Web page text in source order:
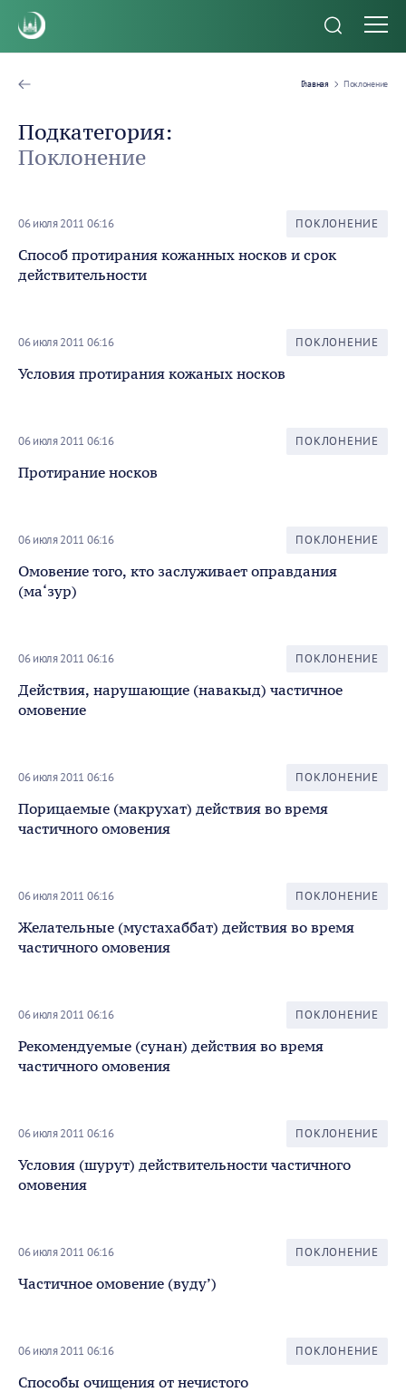
Главная Поклонение
Подкатегория:
Поклонение
06 июля 2011 06:16 ПОКЛОНЕНИЕ
Способ протирания кожанных носков и срок
действительности
06 июля 2011 06:16 ПОКЛОНЕНИЕ
Условия протирания кожаных носков
06 июля 2011 06:16 ПОКЛОНЕНИЕ
Протирание носков
06 июля 2011 06:16 ПОКЛОНЕНИЕ
Омовение того, кто заслуживает оправдания
(ма‘зур)
06 июля 2011 06:16 ПОКЛОНЕНИЕ
Действия, нарушающие (навакыд) частичное
омовение
06 июля 2011 06:16 ПОКЛОНЕНИЕ
Порицаемые (макрухат) действия во время
частичного омовения
06 июля 2011 06:16 ПОКЛОНЕНИЕ
Желательные (мустахаббат) действия во время
частичного омовения
06 июля 2011 06:16 ПОКЛОНЕНИЕ
Рекомендуемые (сунан) действия во время
частичного омовения
06 июля 2011 06:16 ПОКЛОНЕНИЕ
Условия (шурут) действительности частичного
омовения
06 июля 2011 06:16 ПОКЛОНЕНИЕ
Частичное омовение (вуду’)
06 июля 2011 06:16 ПОКЛОНЕНИЕ
Способы очищения от нечистого